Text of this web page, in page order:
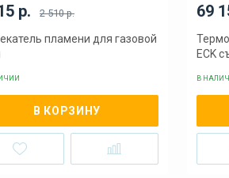
р. 2 510 р.
пламени для газовой
В КОРЗИНУ
69
ECK
В